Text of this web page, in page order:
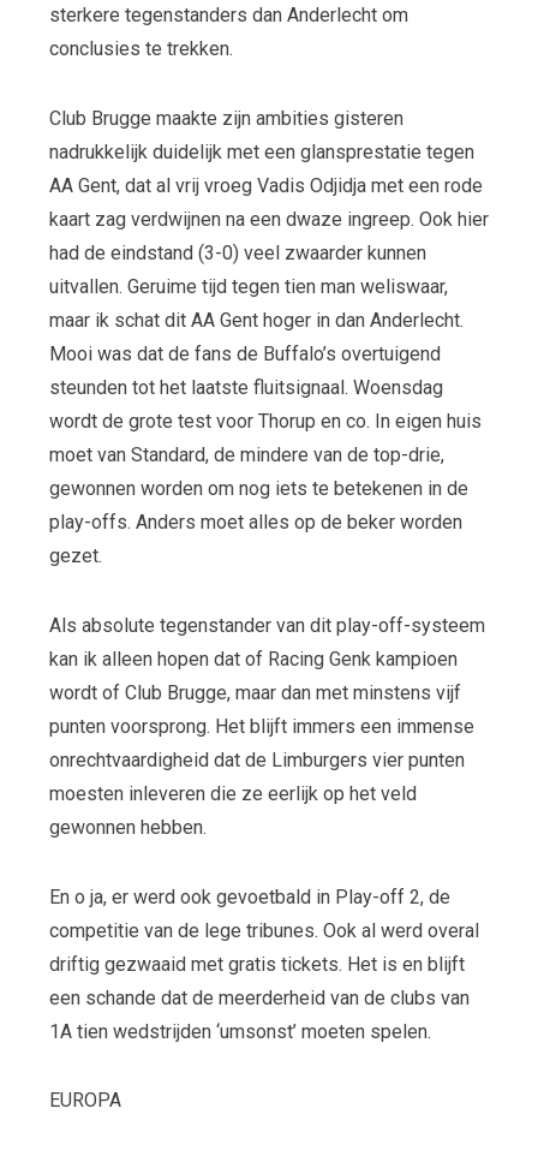
sterkere tegenstanders dan Anderlecht om
conclusies te trekken.
Club Brugge maakte zijn ambities gisteren
nadrukkelijk duidelijk met een glansprestatie tegen
AA Gent, dat al vrij vroeg Vadis Odjidja met een rode
kaart zag verdwijnen na een dwaze ingreep. Ook hier
had de eindstand (3-0) veel zwaarder kunnen
uitvallen. Geruime tijd tegen tien man weliswaar,
maar ik schat dit AA Gent hoger in dan Anderlecht.
Mooi was dat de fans de Buffalo’s overtuigend
steunden tot het laatste fluitsignaal. Woensdag
wordt de grote test voor Thorup en co. In eigen huis
moet van Standard, de mindere van de top-drie,
gewonnen worden om nog iets te betekenen in de
play-offs. Anders moet alles op de beker worden
gezet.
Als absolute tegenstander van dit play-off-systeem
kan ik alleen hopen dat of Racing Genk kampioen
wordt of Club Brugge, maar dan met minstens vijf
punten voorsprong. Het blijft immers een immense
onrechtvaardigheid dat de Limburgers vier punten
moesten inleveren die ze eerlijk op het veld
gewonnen hebben.
En o ja, er werd ook gevoetbald in Play-off 2, de
competitie van de lege tribunes. Ook al werd overal
driftig gezwaaid met gratis tickets. Het is en blijft
een schande dat de meerderheid van de clubs van
1A tien wedstrijden ‘umsonst’ moeten spelen.
EUROPA